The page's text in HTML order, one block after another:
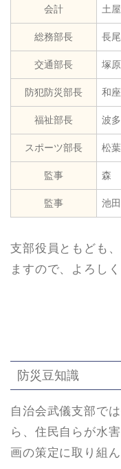
会計 土
総務部長 長
交通部長 塚
防犯防災部長 和
福祉部長 波
スポーツ部長 松
監事 森
監事 池
支部役員ともども
ますので、よろし
防災豆知識
自治会武儀支部で
ら、住民自らが水
画の策定に取り組ん